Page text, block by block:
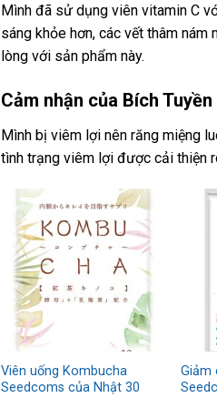
Mình đã sử dụng viên vitamin C
sáng khỏe hơn, các vết thâm
lòng với sản phẩm này.
Cảm nhận của Bích Tuyền
Mình bị viêm lợi nên răng miệng
tình trạng viêm lợi được cải thiện
Viên uống Kombucha
Seedcoms của Nhật 30
Giảm